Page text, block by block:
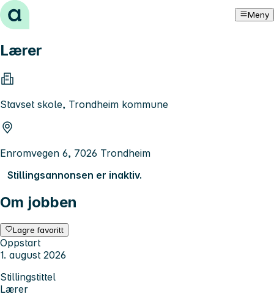
Hopp til innhold Meny
Lærer
Stavset skole, Trondheim kommune
Enromvegen 6, 7026 Trondheim
Stillingsannonsen er inaktiv.
Om jobben
Lagre favoritt
Oppstart
1. august 2026
Stillingstittel
Lærer